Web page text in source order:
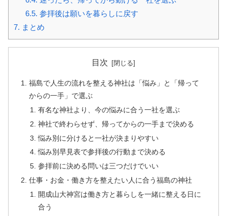
6.5. 参拝後は願いを暮らしに戻す
7. まとめ
目次
福島で人生の流れを整える神社は「悩み」と「帰って
からの一手」で選ぶ
有名な神社より、今の悩みに合う一社を選ぶ
神社で終わらせず、帰ってからの一手まで決める
悩み別に分けると一社が決まりやすい
悩み別早見表で参拝後の行動まで決める
参拝前に決める問いは三つだけでいい
仕事・お金・働き方を整えたい人に合う福島の神社
開成山大神宮は働き方と暮らしを一緒に整える日に
合う